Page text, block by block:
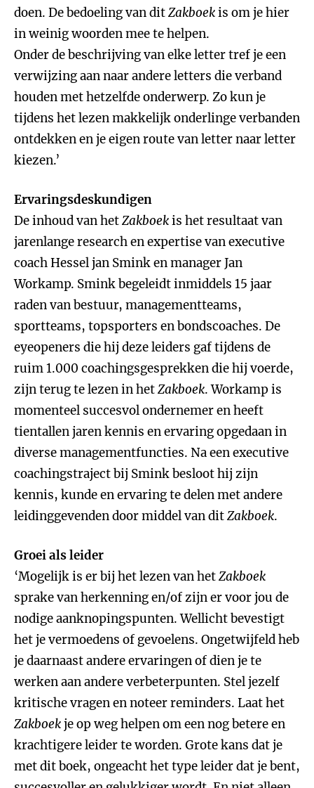
doen. De bedoeling van ditZakboekis om je hier
in weinig woorden mee te helpen.
Onder de beschrijving van elke letter tref je een
verwijzing aan naar andere letters die verband
houden met hetzelfde onderwerp. Zo kun je
tijdens het lezen makkelijk onderlinge verbanden
ontdekken en je eigen route van letter naar letter
kiezen.’
Ervaringsdeskundigen
De inhoud van hetZakboekis het resultaat van
jarenlange research en expertise van executive
coach Hessel jan Smink en manager Jan
Workamp. Smink begeleidt inmiddels 15 jaar
raden van bestuur, managementteams,
sportteams, topsporters en bondscoaches. De
eyeopeners die hij deze leiders gaf tijdens de
ruim 1.000 coachingsgesprekken die hij voerde,
zijn terug te lezen in hetZakboek. Workamp is
momenteel succesvol ondernemer en heeft
tientallen jaren kennis en ervaring opgedaan in
diverse managementfuncties. Na een executive
coachingstraject bij Smink besloot hij zijn
kennis, kunde en ervaring te delen met andere
leidinggevenden door middel van ditZakboek.
Groei als leider
‘Mogelijk is er bij het lezen van hetZakboek
sprake van herkenning en/of zijn er voor jou de
nodige aanknopingspunten. Wellicht bevestigt
het je vermoedens of gevoelens. Ongetwijfeld heb
je daarnaast andere ervaringen of dien je te
werken aan andere verbeterpunten. Stel jezelf
kritische vragen en noteer reminders. Laat het
Zakboekje op weg helpen om een nog betere en
krachtigere leider te worden. Grote kans dat je
met dit boek, ongeacht het type leider dat je bent,